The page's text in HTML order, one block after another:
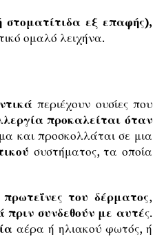
στοματίτιδα εξ επαφής),
ομαλό λειχήνα.
περιέχουν ουσίες που
προκαλείται όταν
και προσκολλάται σε μια
συστήματος, τα οποία
του δέρματος,
συνδεθούν με αυτές.
αέρα ή ηλιακού φωτός, ή